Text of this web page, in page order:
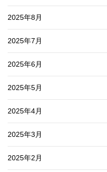
2025年8月
2025年7月
2025年6月
2025年5月
2025年4月
2025年3月
2025年2月